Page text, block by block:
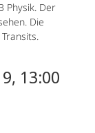
Physik. Der
Die
13:00